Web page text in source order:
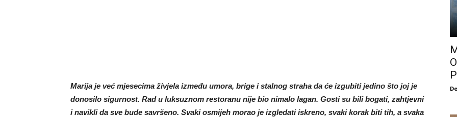
Marija je već mjesecima živjela između umora, brige i stalnog straha da će izgubiti jedino što joj je
donosilo sigurnost. Rad u luksuznom restoranu nije bio nimalo lagan. Gosti su bili bogati, zahtjevni
i navikli da sve bude savršeno. Svaki osmijeh morao je izgledati iskreno, svaki korak biti tih, a svaka